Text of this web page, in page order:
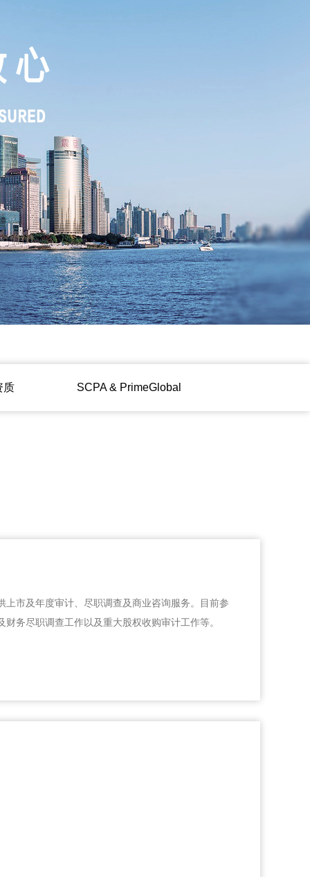
质 ㅤㅤSCPA & PrimeGlobalㅤㅤ
市及年度审计、尽职调查及商业咨询服务。目前参
务尽职调查工作以及重大股权收购审计工作等。